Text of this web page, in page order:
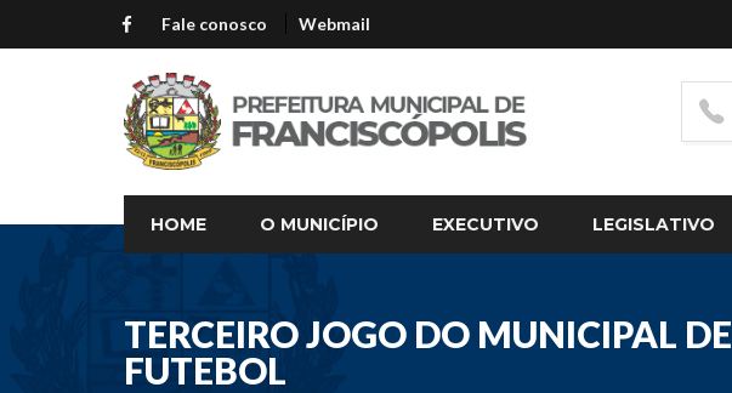
Fale conosco Webmail
HOME O MUNICÍPIO EXECUTIVO LEGISLATIVO
TERCEIRO JOGO DO MUNICIPAL DE
FUTEBOL